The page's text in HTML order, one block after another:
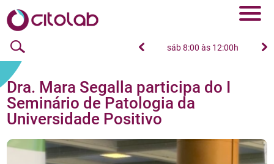
seg à sex das 8:00h às 18:00h sáb 8:00 às 12:00h
Dra. Mara Segalla participa do I
Seminário de Patologia da
Universidade Positivo
19/11/2022